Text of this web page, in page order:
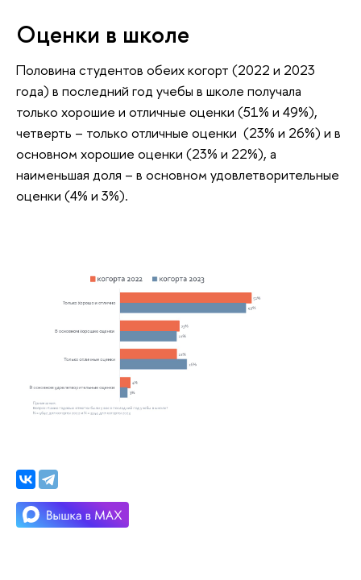
Оценки в школе
Половина студентов обеих когорт (2022 и 2023
года) в последний год учебы в школе получала
только хорошие и отличные оценки (51% и 49%),
четверть – только отличные оценки (23% и 26%) и в
основном хорошие оценки (23% и 22%), а
наименьшая доля – в основном удовлетворительные
оценки (4% и 3%).